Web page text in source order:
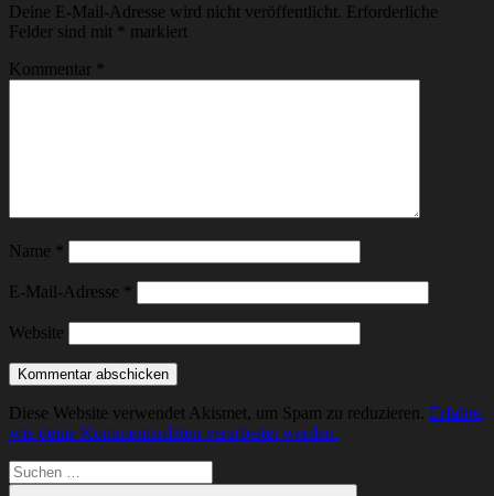
Deine E-Mail-Adresse wird nicht veröffentlicht. Erforderliche
Felder sind mit * markiert
Kommentar *
Name *
E-Mail-Adresse *
Website
Diese Website verwendet Akismet, um Spam zu reduzieren. Erfahre,
wie deine Kommentardaten verarbeitet werden.
Suchen
nach: